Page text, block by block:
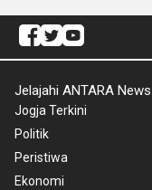
Jelajahi ANTARA
Jogja Terkini
Politik
Peristiwa
Ekonomi